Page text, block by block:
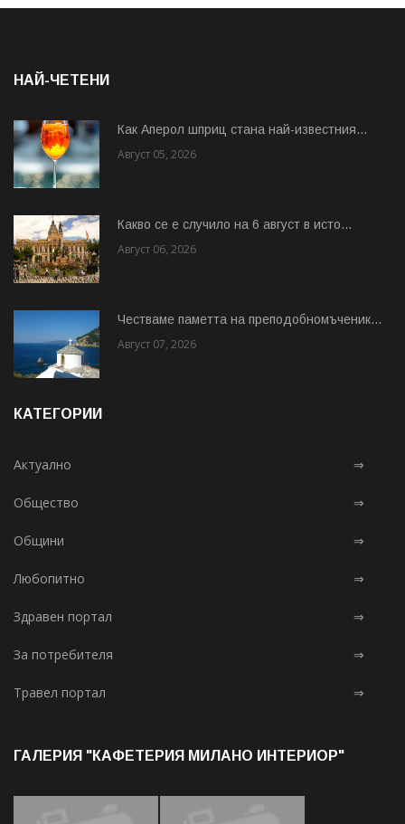
НАЙ-ЧЕТЕНИ
Как Аперол шприц стана най-известния...
Август 05, 2026
Какво се е случило на 6 август в исто...
Август 06, 2026
Честваме паметта на преподобномъченик...
Август 07, 2026
КАТЕГОРИИ
Актуално ⇒
Общество ⇒
Общини ⇒
Любопитно ⇒
Здравен портал ⇒
За потребителя ⇒
Травел портал ⇒
ГАЛЕРИЯ "КАФЕТЕРИЯ МИЛАНО ИНТЕРИОР"